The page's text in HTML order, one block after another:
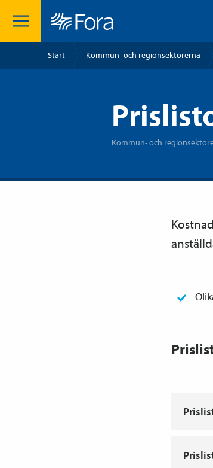
Start Kommun- och regionsektorerna
Kommun- och